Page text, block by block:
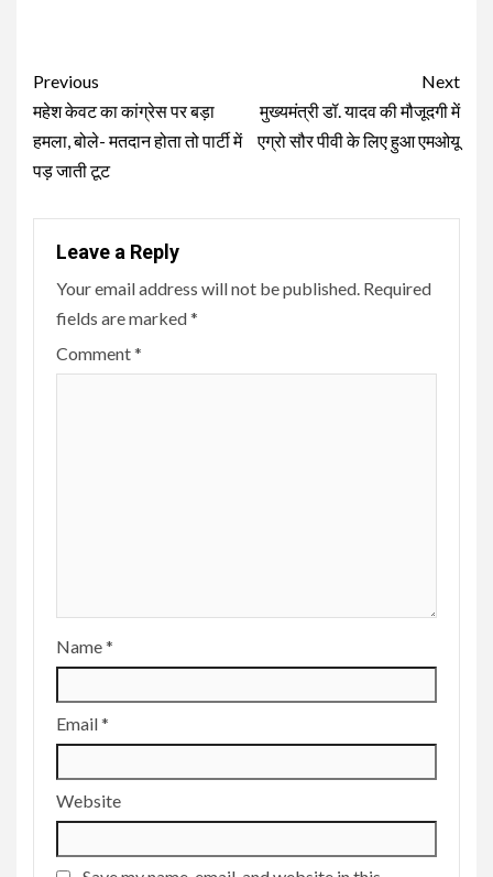
Continue
Reading
Previous
महेश केवट का कांग्रेस पर बड़ा
हमला, बोले- मतदान होता तो पार्टी में
पड़ जाती टूट
Next
मुख्यमंत्री डॉ. यादव की मौजूदगी में
एग्रो सौर पीवी के लिए हुआ एमओयू
Leave a Reply
Your email address will not be published. Required
fields are marked*
Comment*
Name*
Email*
Website